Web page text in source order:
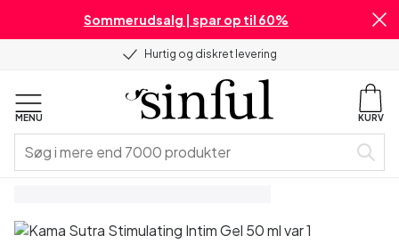
Sommerudsalg | spar op til 60%
Hurtig og diskret levering
MENU KURV